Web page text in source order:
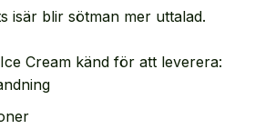
isär blir sötman mer uttalad.
Cream känd för att leverera: